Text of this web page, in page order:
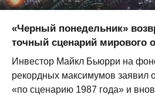
«Черный понедельник»
точный сценарий мирового
Инвестор Майкл Бьюрри на
рекордных максимумов заявил
«по сценарию 1987 года» и